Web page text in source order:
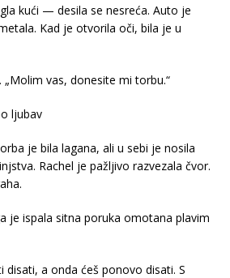
kući — desila se nesreća. Auto je
Kad je otvorila oči, bila je u
„Molim vas, donesite mi torbu.“
ljubav
je bila lagana, ali u sebi je nosila
Rachel je pažljivo razvezala čvor.
je ispala sitna poruka omotana plavim
disati, a onda ćeš ponovo disati. S